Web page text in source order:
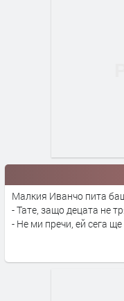
Малкия Иванчо пита
- Тате, защо децата не
- Не ми пречи, ей сега